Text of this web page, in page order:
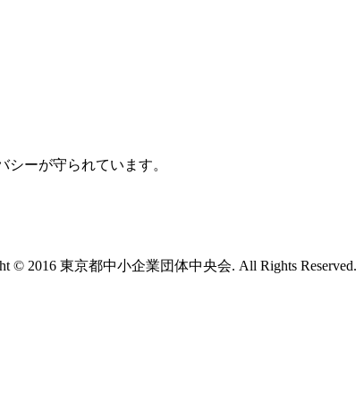
ーが守られています。
© 2016 東京都中小企業団体中央会. All Rights Reserved.